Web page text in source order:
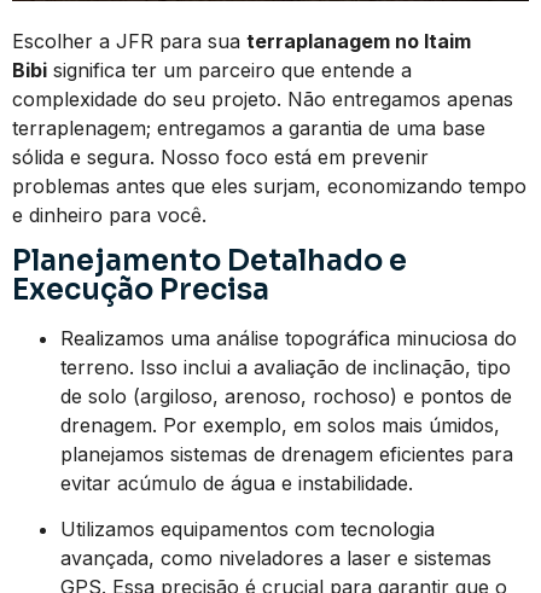
Escolher a JFR para sua terraplanagem no Itaim
Bibi significa ter um parceiro que entende a
complexidade do seu projeto. Não entregamos apenas
terraplenagem; entregamos a garantia de uma base
sólida e segura. Nosso foco está em prevenir
problemas antes que eles surjam, economizando tempo
e dinheiro para você.
Planejamento Detalhado e
Execução Precisa
Realizamos uma análise topográfica minuciosa do
terreno. Isso inclui a avaliação de inclinação, tipo
de solo (argiloso, arenoso, rochoso) e pontos de
drenagem. Por exemplo, em solos mais úmidos,
planejamos sistemas de drenagem eficientes para
evitar acúmulo de água e instabilidade.
Utilizamos equipamentos com tecnologia
avançada, como niveladores a laser e sistemas
GPS. Essa precisão é crucial para garantir que o